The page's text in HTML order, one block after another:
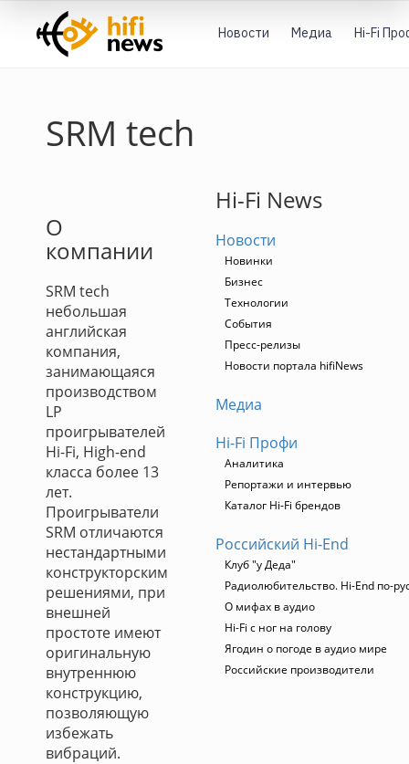
Новости Медиа Hi-Fi
SRM tech
О
компании
SRM tech
небольшая
английская
компания,
занимающаяся
производством
LP
проигрывателей
Hi-Fi, High-end
класса более 13
лет.
Проигрыватели
SRM отличаются
нестандартными
конструкторским
решениями, при
внешней
простоте имеют
оригинальную
внутреннюю
конструкцию,
позволяющую
избежать
вибраций.
Hi-Fi News
Новости
Новинки
Бизнес
Технологии
События
Пресс-релизы
Новости портала hifiNews
Медиа
Hi-Fi Профи
Аналитика
Репортажи и интервью
Каталог Hi-Fi брендов
Российский Hi-End
Клуб "у Деда"
Радиолюбительство. Hi-End по-
О мифах в аудио
Hi-Fi с ног на голову
Ягодин о погоде в аудио мире
Российские производители